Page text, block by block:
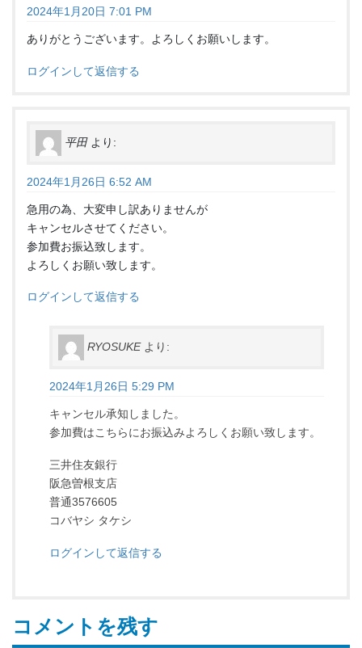
2024年1月20日 7:01 PM
ありがとうございます。よろしくお願いします。
ログインして返信する
平田 より:
2024年1月26日 6:52 AM
急用の為、大変申し訳ありませんが
キャンセルさせてください。
参加費お振込致します。
よろしくお願い致します。
ログインして返信する
RYOSUKE より:
2024年1月26日 5:29 PM
キャンセル承知しました。
参加費はこちらにお振込みよろしくお願い致します。
三井住友銀行
阪急曽根支店
普通3576605
コバヤシ タケシ
ログインして返信する
コメントを残す